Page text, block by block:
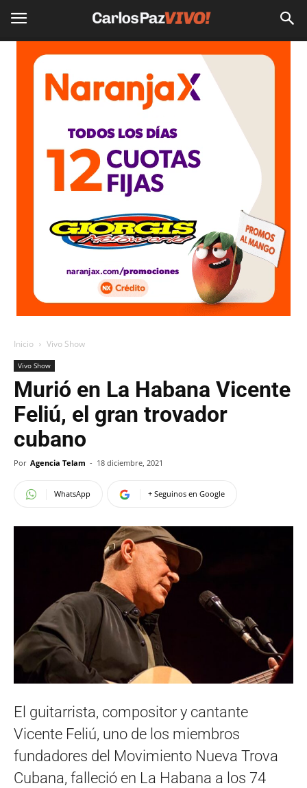
Inicio Vivo Show
Vivo Show
Murió en La Habana Vicente
Feliú, el gran trovador
cubano
Por Agencia Telam - 18 diciembre, 2021
WhatsApp + Seguinos en Google
El guitarrista, compositor y cantante
Vicente Feliú, uno de los miembros
fundadores del Movimiento Nueva Trova
Cubana, falleció en La Habana a los 74